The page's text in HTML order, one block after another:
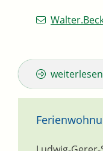
weiterlesen